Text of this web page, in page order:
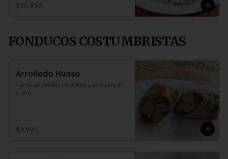
$10.990
FONDUCOS COSTUMBRISTAS
Arrollado Huaso
Carne de cerdo con aliños y envuelto en
cuero
$9.990